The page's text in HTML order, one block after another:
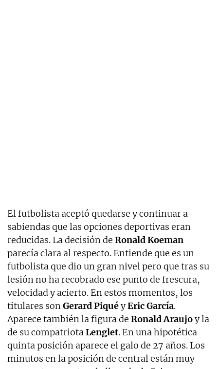
El futbolista aceptó quedarse y continuar a
sabiendas que las opciones deportivas eran
reducidas. La decisión de RonaldKoeman
parecía clara al respecto. Entiende que es un
futbolista que dio un gran nivel pero que tras su
lesión no ha recobrado ese punto de frescura,
velocidad y acierto. En estos momentos, los
titulares sonGerardPiquéyEricGarcía.
Aparece también la figura de Ronald Araujoy la
de su compatriotaLenglet. En una hipotética
quinta posición aparece el galo de 27 años. Los
minutos en la posición de central están muy